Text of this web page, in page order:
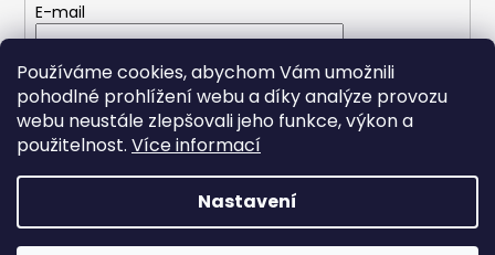
Používáme cookies, abychom Vám umožnili
pohodlné prohlížení webu a díky analýze provozu
webu neustále zlepšovali jeho funkce, výkon a
použitelnost. Více informací
Nastavení
í
E-mail
Vložením e-mailu souhlasíte s podmínkami
ochrany osobních údajů
PŘIHLÁSIT SE